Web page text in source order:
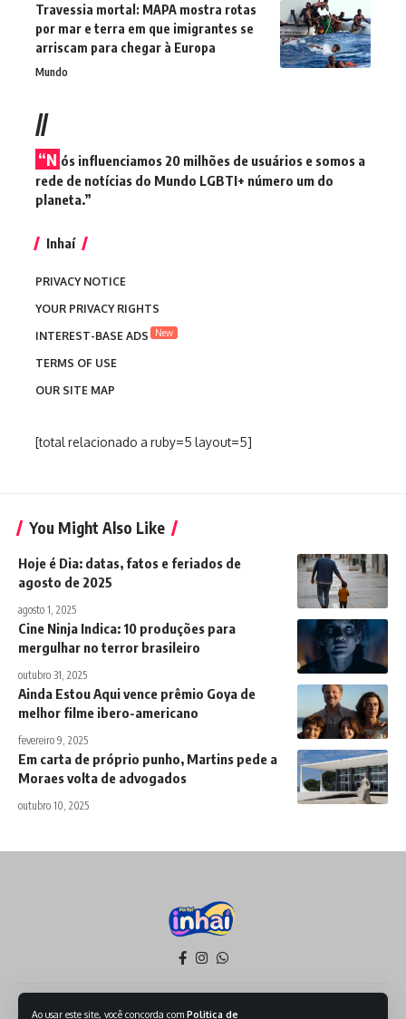
Ao usar este site, você concorda com Politica de
Travessia mortal: MAPA mostra rotas
por mar e terra em que imigrantes se
arriscam para chegar à Europa
Mundo
//
“N ós influenciamos 20 milhões de usuários e somos a
rede de notícias do Mundo LGBTI+ número um do
planeta.”
Inhaí
PRIVACY NOTICE
YOUR PRIVACY RIGHTS
INTEREST-BASE ADS
New
TERMS OF USE
OUR SITE MAP
[total relacionado a ruby=5 layout=5]
You Might Also Like
Hoje é Dia: datas, fatos e feriados de
agosto de 2025
agosto 1, 2025
Cine Ninja Indica: 10 produções para
mergulhar no terror brasileiro
outubro 31, 2025
Ainda Estou Aqui vence prêmio Goya de
melhor filme ibero-americano
fevereiro 9, 2025
Em carta de próprio punho, Martins pede a
Moraes volta de advogados
outubro 10, 2025